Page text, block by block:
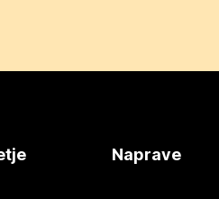
Naprave